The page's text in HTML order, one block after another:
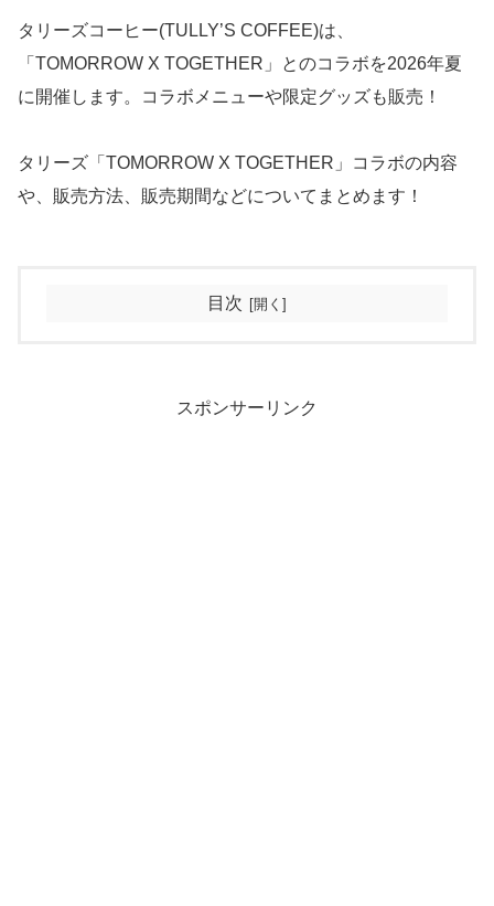
タリーズコーヒー(TULLY’S COFFEE)は、
「TOMORROW X TOGETHER」とのコラボを2026年夏
に開催します。コラボメニューや限定グッズも販売！
タリーズ「TOMORROW X TOGETHER」コラボの内容
や、販売方法、販売期間などについてまとめます！
目次
スポンサーリンク